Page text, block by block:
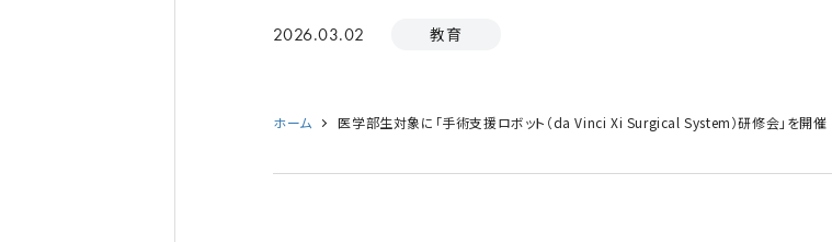
2026.03.02 教育
ホーム 医学部生対象に「手術支援ロボット（da Vinci Xi Surgical System）研修会」を開催